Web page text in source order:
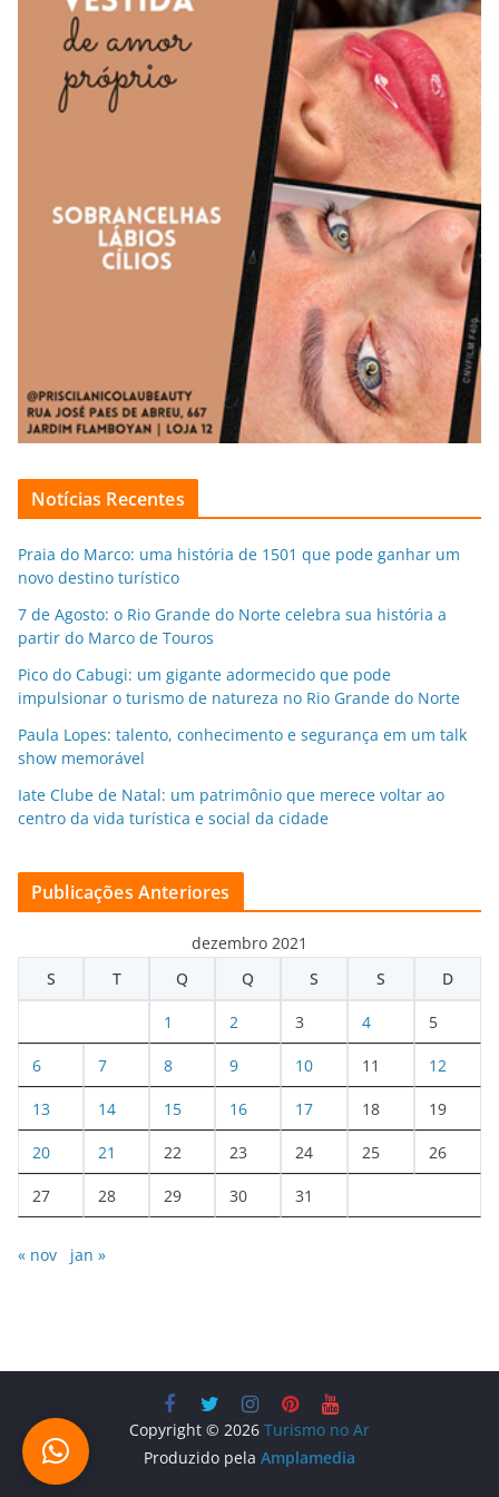
Notícias Recentes
Praia do Marco: uma história de 1501 que pode ganhar um
novo destino turístico
7 de Agosto: o Rio Grande do Norte celebra sua história a
partir do Marco de Touros
Pico do Cabugi: um gigante adormecido que pode
impulsionar o turismo de natureza no Rio Grande do Norte
Paula Lopes: talento, conhecimento e segurança em um talk
show memorável
Iate Clube de Natal: um patrimônio que merece voltar ao
centro da vida turística e social da cidade
Publicações Anteriores
dezembro 2021
S
T Q Q S S D
1 2 3 4 5
6 7 8 9 10 11 12
13 14 15 16 17 18 19
20 21 22 23 24 25 26
27 28 29 30 31
« nov jan »
Copyright © 2026 Turismo no Ar
Produzido pela Amplamedia